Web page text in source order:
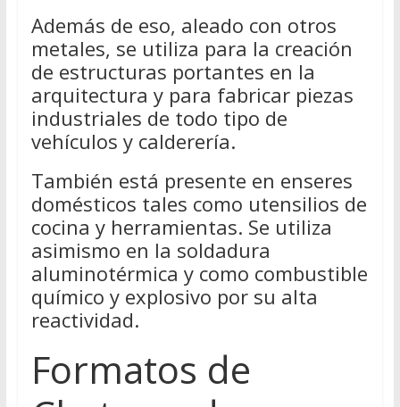
Además de eso, aleado con otros
metales, se utiliza para la creación
de estructuras portantes en la
arquitectura y para fabricar piezas
industriales de todo tipo de
vehículos y calderería.
También está presente en enseres
domésticos tales como utensilios de
cocina y herramientas. Se utiliza
asimismo en la soldadura
aluminotérmica y como combustible
químico y explosivo por su alta
reactividad.
Formatos de